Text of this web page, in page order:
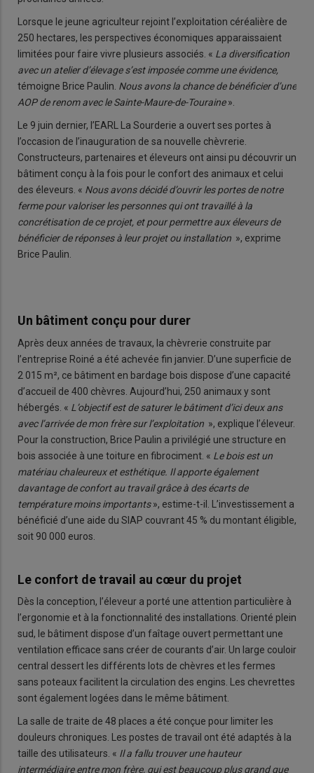
Lorsque le jeune agriculteur rejoint l’exploitation céréalière de
250 hectares, les perspectives économiques apparaissaient
limitées pour faire vivre plusieurs associés. « La diversification
avec un atelier d’élevage s’est imposée comme une évidence,
témoigne Brice Paulin. Nous avons la chance de bénéficier d’une
AOP de renom avec le Sainte-Maure-de-Touraine».
Le 9 juin dernier, l’EARL La Sourderie a ouvert ses portes à
l’occasion de l’inauguration de sa nouvelle chèvrerie.
Constructeurs, partenaires et éleveurs ont ainsi pu découvrir un
bâtiment conçu à la fois pour le confort des animaux et celui
des éleveurs. « Nous avons décidé d’ouvrir les portes de notre
ferme pour valoriser les personnes qui ont travaillé à la
concrétisation de ce projet, et pour permettre aux éleveurs de
bénéficier de réponses à leur projet ou installation », exprime
Brice Paulin.
Un bâtiment conçu pour durer
Après deux années de travaux, la chèvrerie construite par
l’entreprise Roiné a été achevée fin janvier. D’une superficie de
2 015 m², ce bâtiment en bardage bois dispose d’une capacité
d’accueil de 400 chèvres. Aujourd’hui, 250 animaux y sont
hébergés. « L’objectif est de saturer le bâtiment d’ici deux ans
avec l’arrivée de mon frère sur l’exploitation », explique l’éleveur.
Pour la construction, Brice Paulin a privilégié une structure en
bois associée à une toiture en fibrociment. « Le bois est un
matériau chaleureux et esthétique. Il apporte également
davantage de confort au travail grâce à des écarts de
température moins importants», estime-t-il. L’investissement a
bénéficié d’une aide du SIAP couvrant 45 % du montant éligible,
soit 90 000 euros.
Le confort de travail au cœur du projet
Dès la conception, l’éleveur a porté une attention particulière à
l’ergonomie et à la fonctionnalité des installations. Orienté plein
sud, le bâtiment dispose d’un faîtage ouvert permettant une
ventilation efficace sans créer de courants d’air. Un large couloir
central dessert les différents lots de chèvres et les fermes
sans poteaux facilitent la circulation des engins. Les chevrettes
sont également logées dans le même bâtiment.
La salle de traite de 48 places a été conçue pour limiter les
douleurs chroniques. Les postes de travail ont été adaptés à la
taille des utilisateurs. « Il a fallu trouver une hauteur
intermédiaire entre mon frère, qui est beaucoup plus grand que